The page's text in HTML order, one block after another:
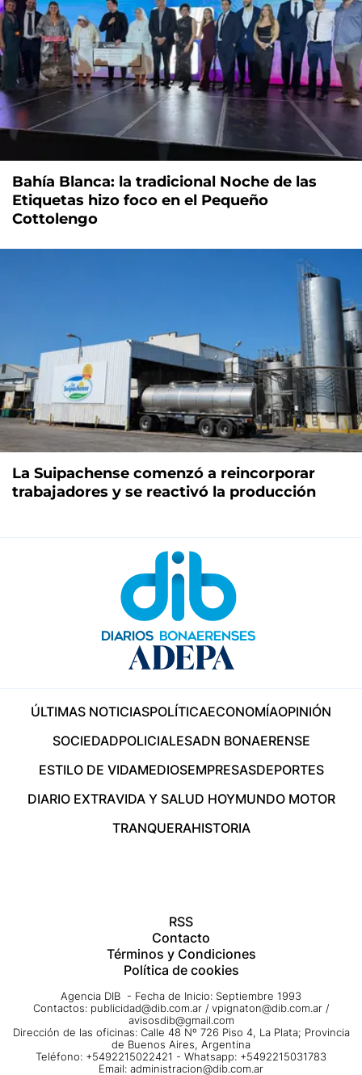
Bahía Blanca: la tradicional Noche de las
Etiquetas hizo foco en el Pequeño
Cottolengo
La Suipachense comenzó a reincorporar
trabajadores y se reactivó la producción
ÚLTIMAS NOTICIASPOLÍTICAECONOMÍAOPINIÓN
SOCIEDADPOLICIALESADN BONAERENSE
ESTILO DE VIDAMEDIOSEMPRESASDEPORTES
DIARIO EXTRAVIDA Y SALUD HOYMUNDO MOTOR
TRANQUERAHISTORIA
RSS
Contacto
Términos y Condiciones
Política de cookies
Agencia DIB - Fecha de Inicio: Septiembre 1993
Contactos: publicidad@dib.com.ar / vpignaton@dib.com.ar /
avisosdib@gmail.com
Dirección de las oficinas: Calle 48 Nº 726 Piso 4, La Plata; Provincia
de Buenos Aires, Argentina
Teléfono: +5492215022421 - Whatsapp: +5492215031783
Email: administracion@dib.com.ar